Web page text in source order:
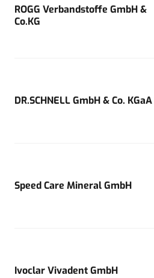
ROGG Verbandstoffe GmbH &
Co.KG
DR.SCHNELL GmbH & Co. KGaA
Speed Care Mineral GmbH
Ivoclar Vivadent GmbH